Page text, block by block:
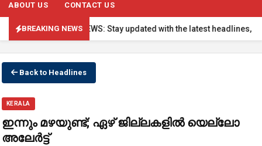
ABOUT US CONTACT US
BREAKING NEWS
🔴 BREAKING NEWS: Stay updated with the latest headlines,
Back to Headlines
KERALA
ഇന്നും മഴയുണ്ട്; ഏഴ് ജില്ലകളില്‍ യെല്ലോ
അലേര്‍ട്ട്